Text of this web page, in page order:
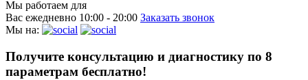
Мы работаем для
Вас ежедневно 10:00 - 20:00 Заказать звонок
Мы на:
Получите консультацию и диагностику по 8
параметрам бесплатно!